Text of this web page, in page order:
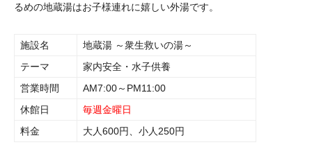
るめの地蔵湯はお子様連れに嬉しい外湯です。
施設名
地蔵湯 ～衆生救いの湯～
テーマ
家内安全・水子供養
営業時間
AM7:00～PM11:00
休館日
毎週金曜日
料金
大人600円、小人250円